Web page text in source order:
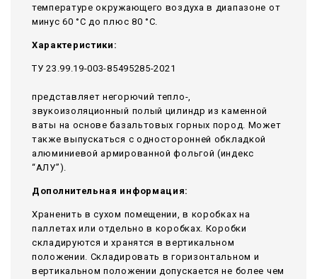
температуре окружающего воздуха в диапазоне от
минус 60 °С до плюс 80 °С.
Характеристики:
ТУ 23.99.19-003-85495285-2021
представляет негорючий тепло-,
звукоизоляционный полый цилиндр из каменной
ваты на основе базальтовых горных пород. Может
также выпускаться с односторонней обкладкой
алюминиевой армированной фольгой (индекс
“АЛУ”).
Дополнительная информация:
Храненить в сухом помещении, в коробках на
паллетах или отдельно в коробках. Коробки
складируются и хранятся в вертикальном
положении. Складировать в горизонтальном и
вертикальном положении допускается не более чем